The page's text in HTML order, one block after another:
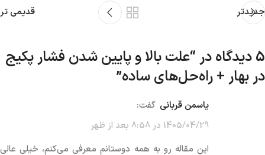
جدیدتر قدیمی تر
5 دیدگاه در “
علت بالا و پایین شدن فشار پکیج
در بهار + راه‌حل‌های ساده”
یاسمن قربانی گفت:
1405/04/29 در 8:58 بعد از ظهر
این مقاله رو به همه دوستانم معرفی می‌کنم، خیلی عالی